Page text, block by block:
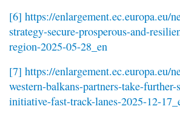
[6] https://enlargement.ec.europa.eu/
strategy-secure-prosperous-and-
region-2025-05-28_en
[7] https://enlargement.ec.europa.eu/
western-balkans-partners-take-
initiative-fast-track-lanes-2025-12-